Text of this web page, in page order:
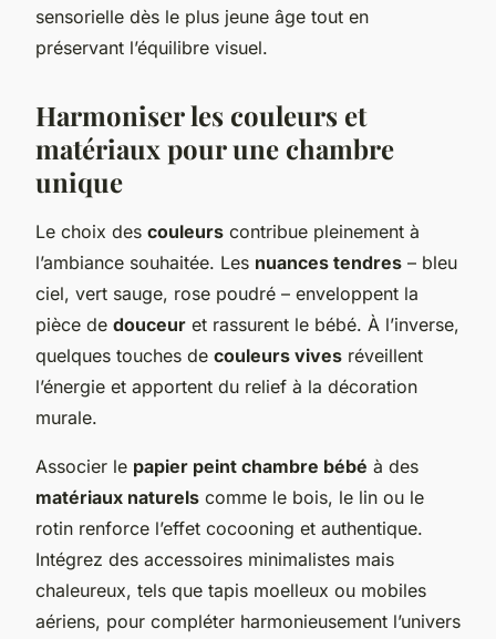
sensorielle dès le plus jeune âge tout en
préservant l’équilibre visuel.
Harmoniser les couleurs et
matériaux pour une chambre
unique
Le choix des couleurs contribue pleinement à
l’ambiance souhaitée. Les nuances tendres – bleu
ciel, vert sauge, rose poudré – enveloppent la
pièce de douceur et rassurent le bébé. À l’inverse,
quelques touches de couleurs vives réveillent
l’énergie et apportent du relief à la décoration
murale.
Associer le papier peint chambre bébé à des
matériaux naturels comme le bois, le lin ou le
rotin renforce l’effet cocooning et authentique.
Intégrez des accessoires minimalistes mais
chaleureux, tels que tapis moelleux ou mobiles
aériens, pour compléter harmonieusement l’univers